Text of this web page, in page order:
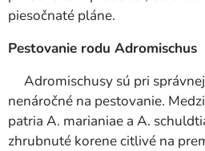
piesočnaté pláne.
Pestovanie rodu Adromischus
Adromischusy sú pri
nenáročné na pestovanie.
patria A. marianiae a A.
zhrubnuté korene citlivé na